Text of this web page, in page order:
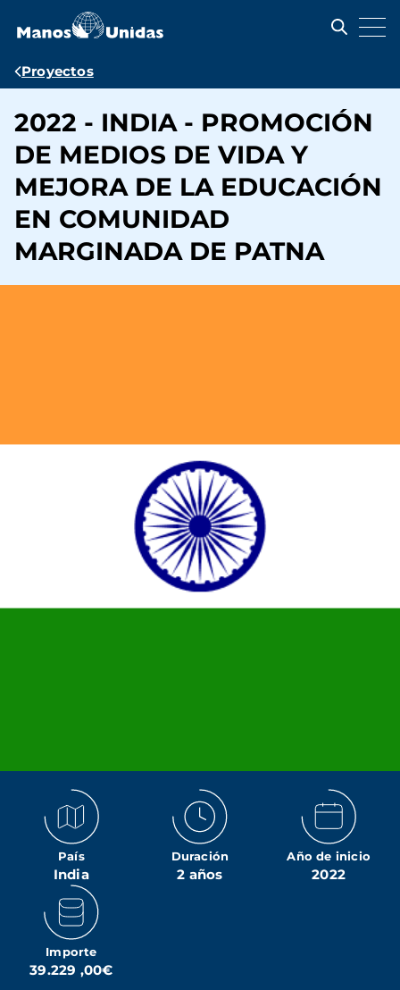
contenido
Ruta
navegación
Proyectos
2022 - INDIA - PROMOCIÓN
DE MEDIOS DE VIDA Y
MEJORA DE LA EDUCACIÓN
EN COMUNIDAD
MARGINADA DE PATNA
País
India
Duración
2 años
Año de inicio
2022
Importe
39.229 ,00€